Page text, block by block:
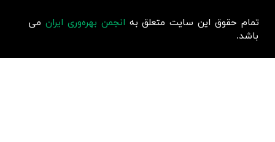
تمام حقوق این سایت متعلق به انجمن بهره‌وری ایران می
باشد.